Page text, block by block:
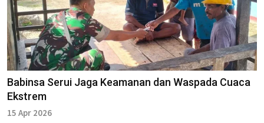
Babinsa Serui Jaga Keamanan dan Waspada Cuaca
Ekstrem
15 Apr 2026